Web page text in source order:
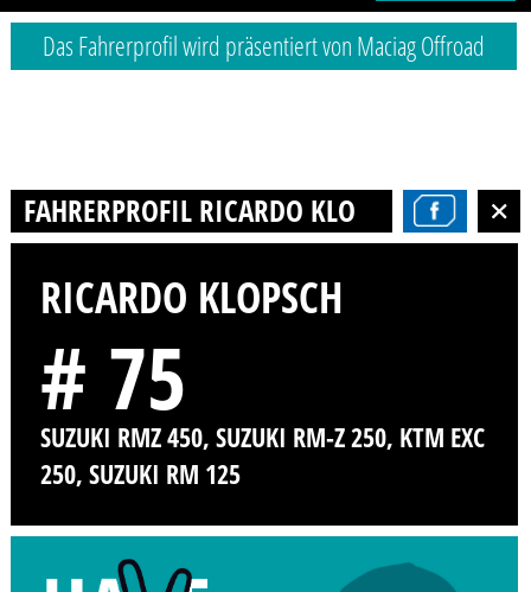
Das Fahrerprofil wird präsentiert von Maciag Offroad
FAHRERPROFIL RICARDO KLOPSCH
RICARDO KLOPSCH
# 75
SUZUKI RMZ 450, SUZUKI RM-Z 250, KTM EXC
250, SUZUKI RM 125